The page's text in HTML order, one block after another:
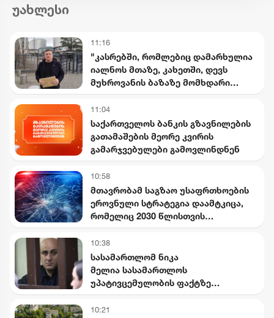
უახლესი
11:16
"კასრებში, რომლებიც დამარხულია
იალნოს მთაზე, კახეთში, დევს
მუხროვანის ბაზაზე მომხდარი
რომელიც ყველაფერს ფარდას
ახდის"
11:04
საქართველოს ბანკის გზავნილების
გათამაშების მეორე კვირის
გამარჯვებულები გამოვლინდნენ
10:58
მთავრობამ საგზაო უსაფრთხოების
ეროვნული სტრატეგია დაამტკიცა,
რომელიც 2030 წლისთვის
რაოდენობის 25%-ით შემცირებას
ითვალისწინებს
10:38
სასამართლომ ნიკა
მელია სასამართლოს
უპატივცემულობის ფაქტზე
10:21